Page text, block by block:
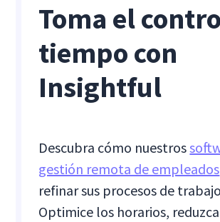
Toma el
tiempo con
Insightful
Descubra cómo nuestros
gestión remota de empleados
refinar sus procesos de
Optimice los horarios,